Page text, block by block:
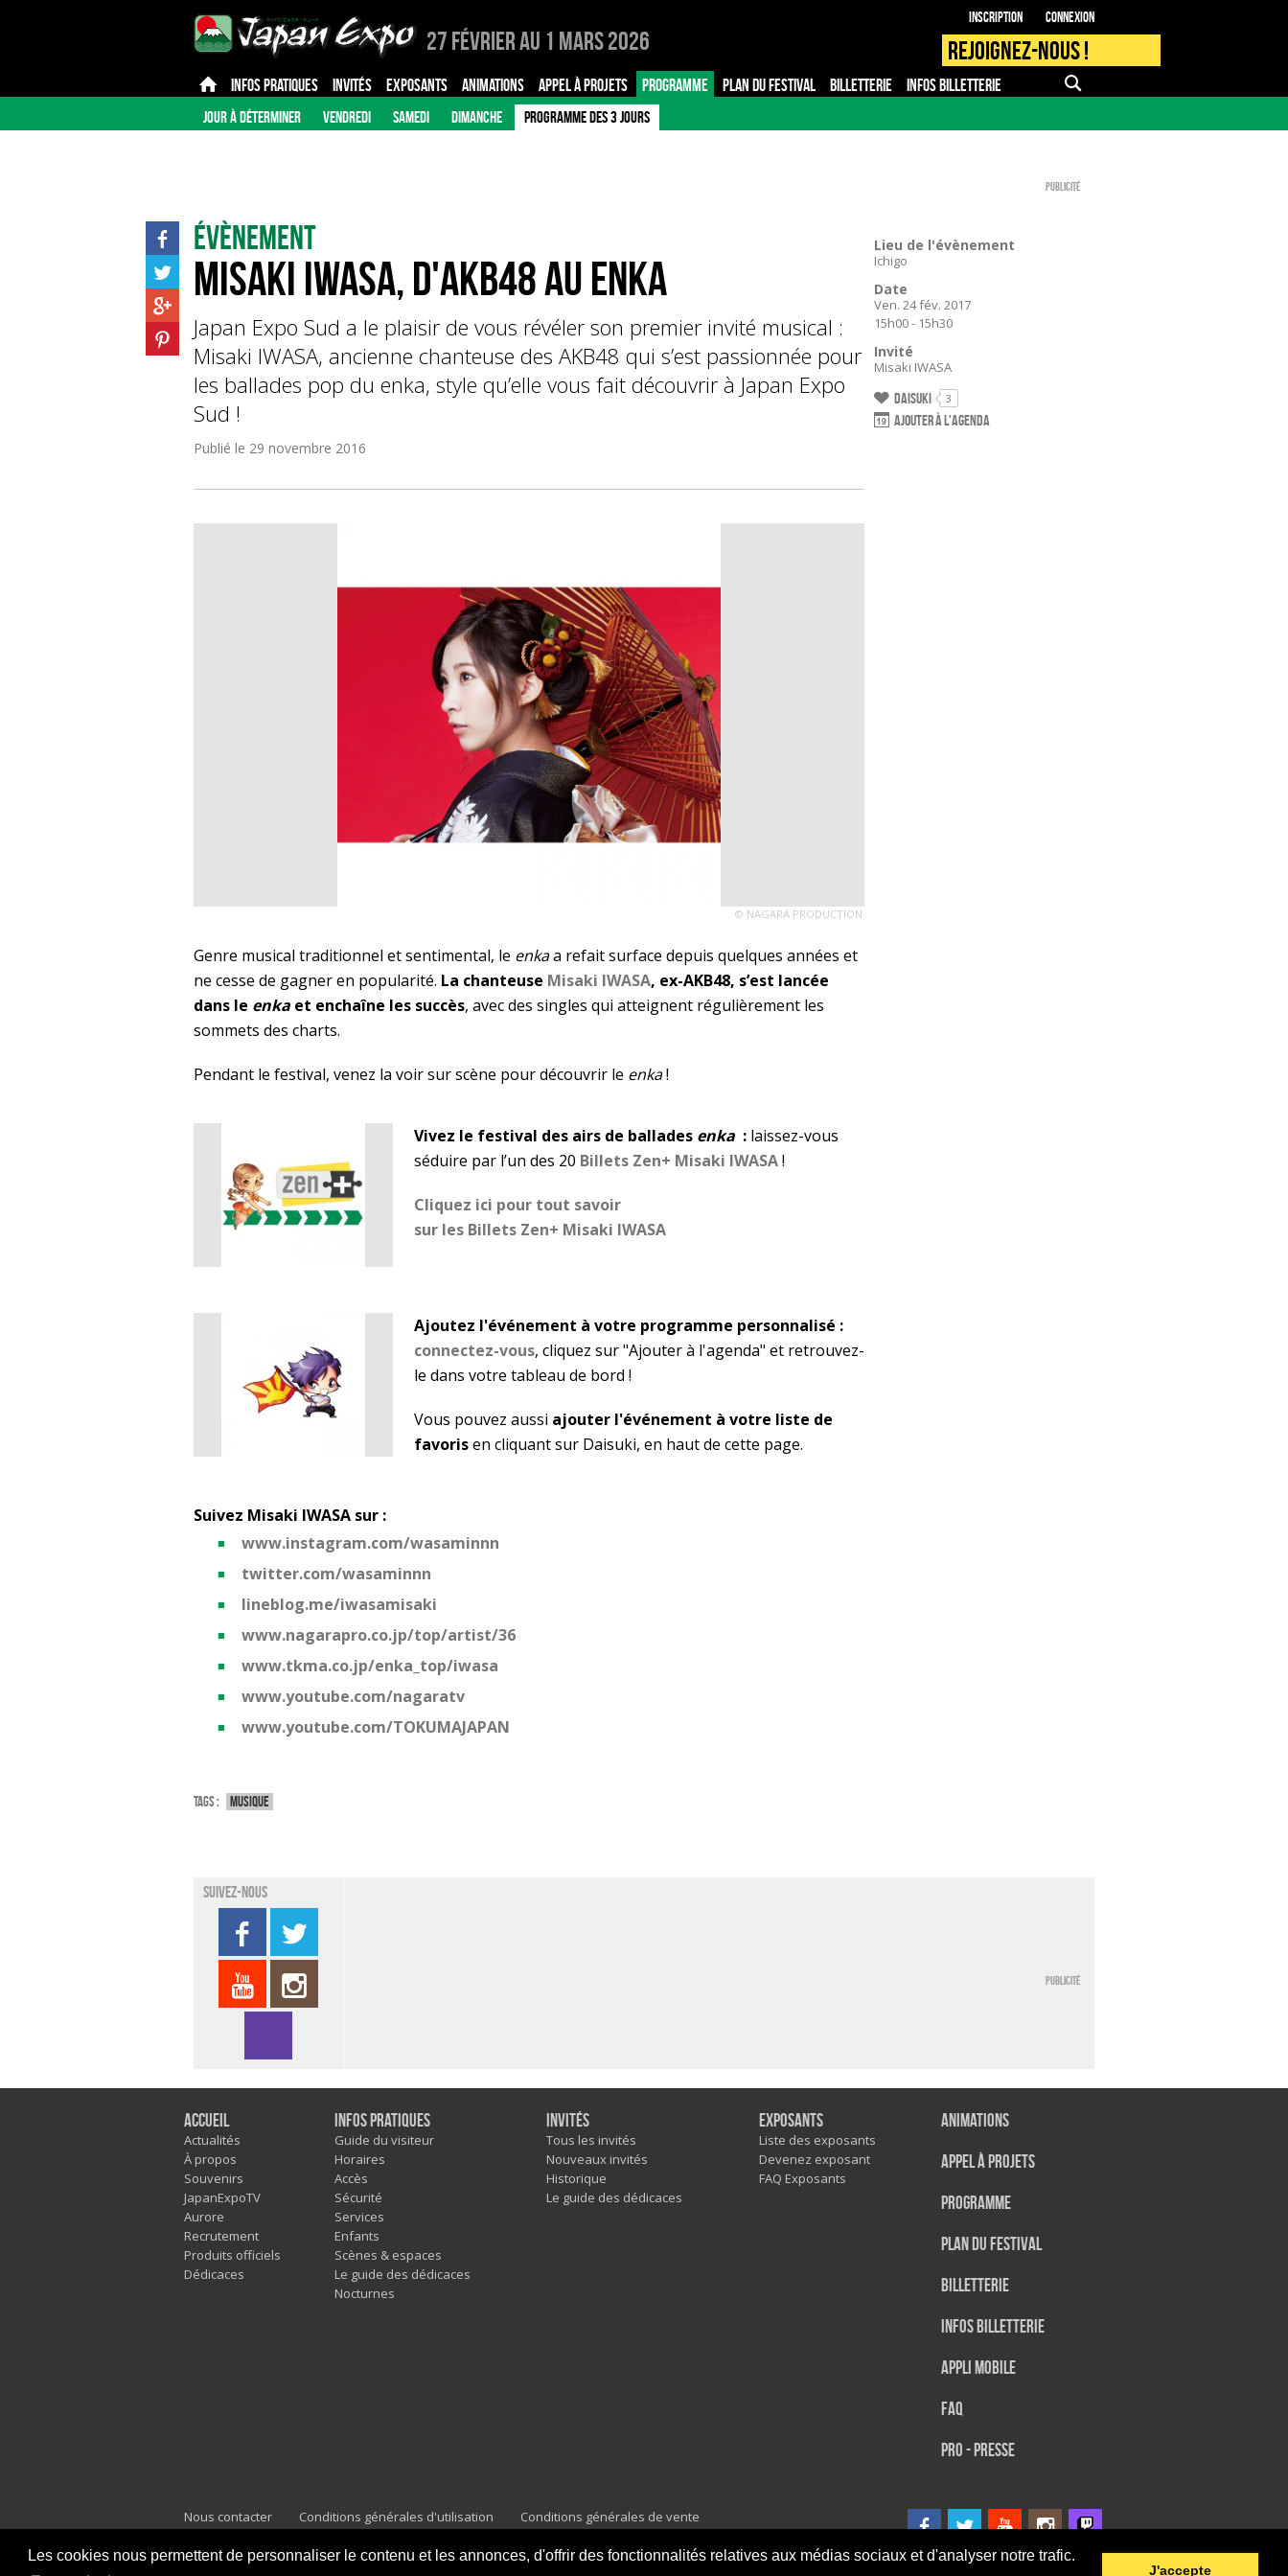
Les cookies nous permettent de personnaliser le contenu et les annonces, d'offrir des fonctionnalités relatives aux médias sociaux et d'analyser notre trafic.
J'accepte
27 Février au 1 Mars 2026
Inscription Connexion
Rejoignez-nous !
INFOS PRATIQUES INVITÉS EXPOSANTS ANIMATIONS APPEL À PROJETS PROGRAMME PLAN DU FESTIVAL BILLETTERIE INFOS BILLETTERIE APPLI MOBILE
JOUR À DÉTERMINER VENDREDI SAMEDI DIMANCHE PROGRAMME DES 3 JOURS
Publicité
Évènement
Misaki IWASA, d'AKB48 au enka
Japan Expo Sud a le plaisir de vous révéler son premier invité musical :
Misaki IWASA, ancienne chanteuse des AKB48 qui s’est passionnée pour
les ballades pop du enka, style qu’elle vous fait découvrir à Japan Expo
Sud !
Publié le 29 novembre 2016
© NAGARA PRODUCTION
Genre musical traditionnel et sentimental, le enkaa refait surface depuis quelques années et
ne cesse de gagner en popularité. La chanteuse Misaki IWASA, ex-AKB48, s’est lancée
dans le enka et enchaîne les succès, avec des singles qui atteignent régulièrement les
sommets des charts.
Pendant le festival, venez la voir sur scène pour découvrir le enka!
Vivez le festival des airs de ballades enka : laissez-vous
séduire par l’un des 20 Billets Zen+ Misaki IWASA!
Cliquez ici pour tout savoir
sur les Billets Zen+ Misaki IWASA
Ajoutez l'événement à votre programme personnalisé :
connectez-vous, cliquez sur "Ajouter à l'agenda" et retrouvez-
le dans votre tableau de bord !
Vous pouvez aussi ajouter l'événement à votre liste de
favorisen cliquant sur Daisuki, en haut de cette page.
Suivez Misaki IWASA sur :
www.instagram.com/wasaminnn
twitter.com/wasaminnn
lineblog.me/iwasamisaki
www.nagarapro.co.jp/top/artist/36
www.tkma.co.jp/enka_top/iwasa
www.youtube.com/nagaratv
www.youtube.com/TOKUMAJAPAN
Tags : Musique
Lieu de l'évènement
Ichigo
Date
Ven. 24 fév. 2017
15h00 - 15h30
Invité
Misaki IWASA
Daisuki 3
Ajouter à l'agenda
Suivez-nous
Publicité
Accueil
Actualités
À propos
Souvenirs
JapanExpoTV
Aurore
Recrutement
Produits officiels
Dédicaces
Infos pratiques
Guide du visiteur
Horaires
Accès
Sécurité
Services
Enfants
Scènes & espaces
Le guide des dédicaces
Nocturnes
Invités
Tous les invités
Nouveaux invités
Historique
Le guide des dédicaces
Exposants
Liste des exposants
Devenez exposant
FAQ Exposants
Animations
Appel à projets
Programme
Plan du festival
Billetterie
Infos Billetterie
Appli mobile
FAQ
PRO - PRESSE
Nous contacter Conditions générales d'utilisation
Conditions générales de vente